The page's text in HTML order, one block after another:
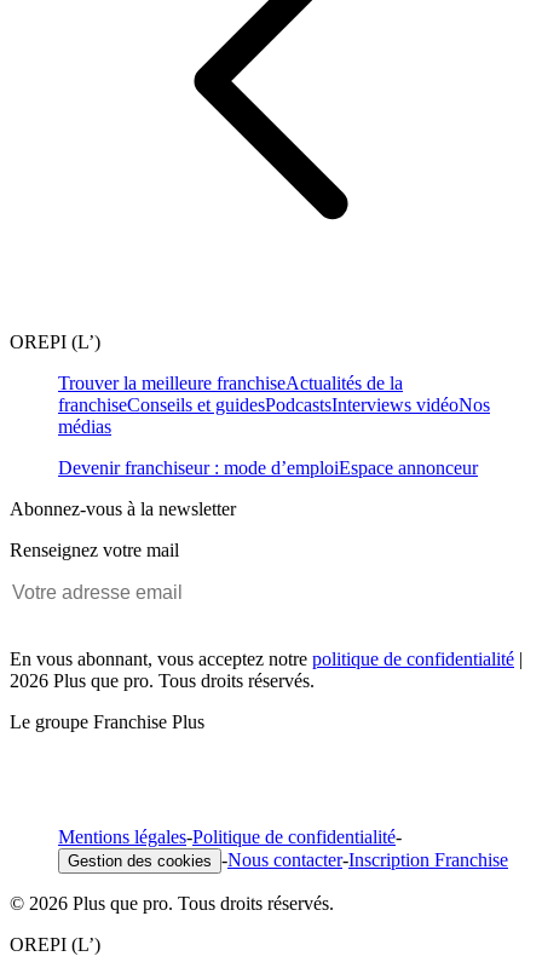
OREPI (L’)
Trouver la meilleure franchiseActualités de la
franchiseConseils et guidesPodcastsInterviews vidéoNos
médias
Devenir franchiseur : mode d’emploiEspace annonceur
Abonnez-vous à la newsletter
Renseignez votre mail
En vous abonnant, vous acceptez notre politique de confidentialité |
2026 Plus que pro. Tous droits réservés.
Le groupe Franchise Plus
Mentions légales-Politique de confidentialité-
Gestion des cookies -Nous contacter-Inscription Franchise
© 2026 Plus que pro. Tous droits réservés.
OREPI (L’)